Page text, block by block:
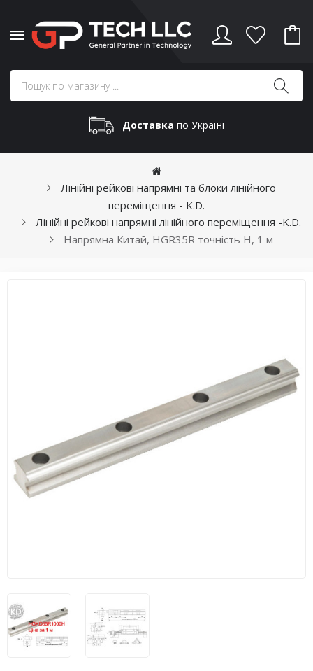
Доставка по Україні
Лінійні рейкові напрямні та блоки лінійного
переміщення - K.D.
Лінійні рейкові напрямні лінійного переміщення -K.D.
Напрямна Китай, HGR35R точність H, 1 м